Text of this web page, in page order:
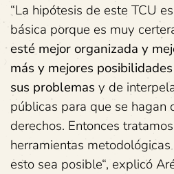
“La hipótesis de este TCU
básica porque es muy
esté mejor organizada y
más y mejores
sus problemas y de
públicas para que se hagan
derechos. Entonces
herramientas
esto sea posible“, explicó